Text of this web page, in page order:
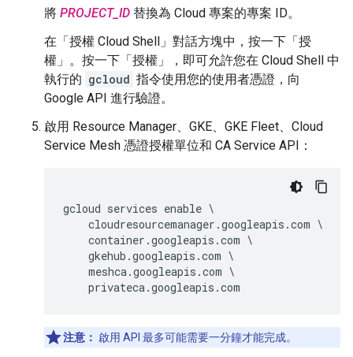
將 PROJECT_ID 替換為 Cloud 專案的專案 ID。
在「授權 Cloud Shell」對話方塊中，按一下「授
權」 。按一下「授權」
，即可允許您在 Cloud Shell 中
執行的 gcloud 指令使用您的使用者憑證，向
Google API 進行驗證。
啟用 Resource Manager、GKE、GKE Fleet、Cloud
Service Mesh 憑證授權單位和 CA Service API：
gcloud services enable \
    cloudresourcemanager.googleapis.com \
    container.googleapis.com \
    gkehub.googleapis.com \
    meshca.googleapis.com \
注意： 啟用 API 最多可能需要一分鐘才能完成。